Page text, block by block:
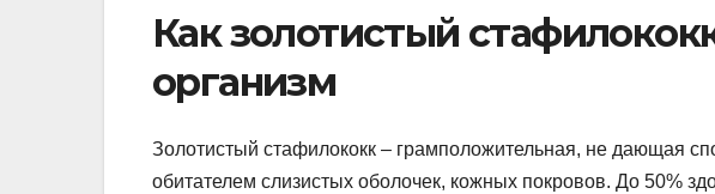
Как золотистый
организм
Золотистый стафилококк – грамположительная, не дающая
обитателем слизистых оболочек, кожных покровов. До 50%